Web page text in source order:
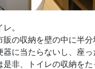
。
販の収納を壁の中に半分
器に当たらないし、座
非、トイレの収納をた